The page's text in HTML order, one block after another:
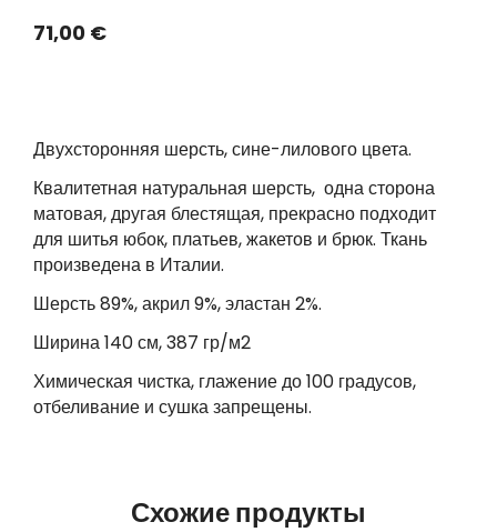
71,00 €
Двухсторонняя шерсть, сине-лилового цвета.
Квалитетная натуральная шерсть, одна сторона
матовая, другая блестящая, прекрасно подходит
для шитья юбок, платьев, жакетов и брюк. Ткань
произведена в Италии.
Шерсть 89%, акрил 9%, эластан 2%.
Ширина 140 см, 387 гр/м2
Химическая чистка, глажение до 100 градусов,
отбеливание и сушка запрещены.
Схожие продукты